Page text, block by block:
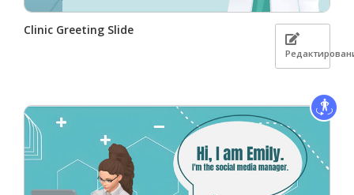
Clinic Greeting Slide